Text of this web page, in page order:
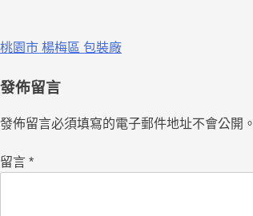
桃園市 楊梅區 包裝廠
發佈留言
發佈留言必須填寫的電子郵件地址不會公開。
留言 *